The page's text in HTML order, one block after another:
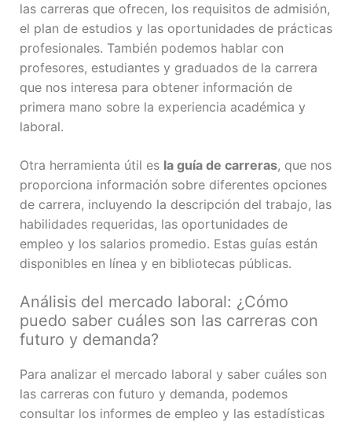
las carreras que ofrecen, los requisitos de admisión,
el plan de estudios y las oportunidades de prácticas
profesionales. También podemos hablar con
profesores, estudiantes y graduados de la carrera
que nos interesa para obtener información de
primera mano sobre la experiencia académica y
laboral.
Otra herramienta útil es la guía de carreras, que nos
proporciona información sobre diferentes opciones
de carrera, incluyendo la descripción del trabajo, las
habilidades requeridas, las oportunidades de
empleo y los salarios promedio. Estas guías están
disponibles en línea y en bibliotecas públicas.
Análisis del mercado laboral: ¿Cómo
puedo saber cuáles son las carreras con
futuro y demanda?
Para analizar el mercado laboral y saber cuáles son
las carreras con futuro y demanda, podemos
consultar los informes de empleo y las estadísticas